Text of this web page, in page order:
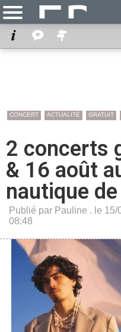
CONCERT ACTUALITÉ GRATUIT
2 concerts
& 16 août
nautique
Publié par Pauline . le
08:48